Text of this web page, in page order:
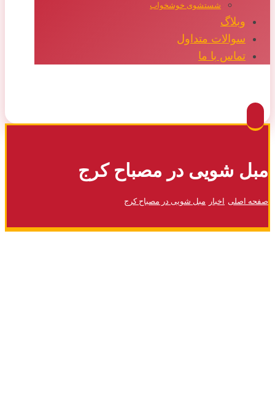
شستشوی خوشخواب
وبلاگ
سوالات متداول
تماس با ما
مبل شویی در مصباح کرج
صفحه اصلی اخبار مبل شویی در مصباح کرج